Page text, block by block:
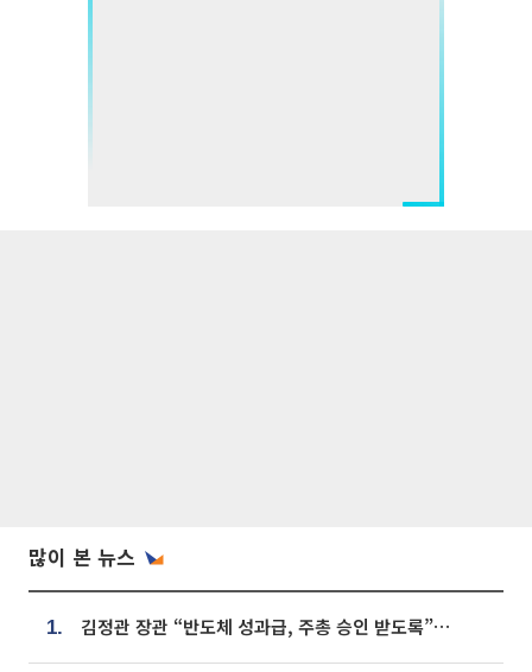
많이 본 뉴스
1. 김정관 장관 “반도체 성과급, 주총 승인 받도록”…상법·자본시장법 개정 시사